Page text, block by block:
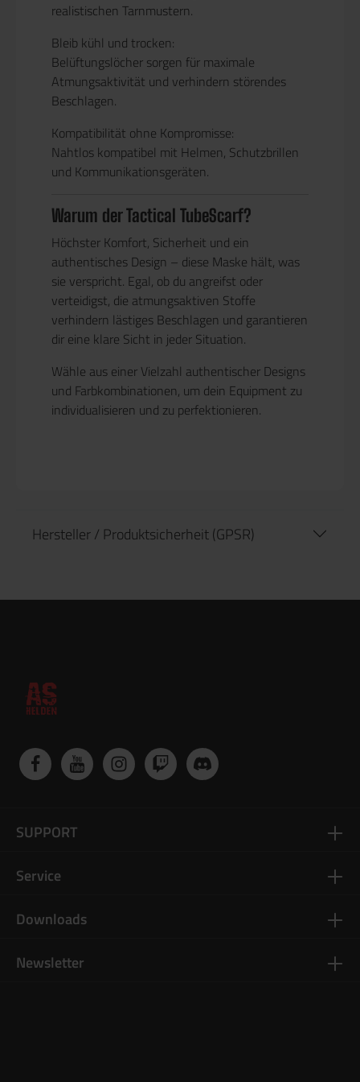
realistischen Tarnmustern.
Bleib kühl und trocken:
Belüftungslöcher sorgen für maximale
Atmungsaktivität und verhindern störendes
Beschlagen.
Kompatibilität ohne Kompromisse:
Nahtlos kompatibel mit Helmen, Schutzbrillen
und Kommunikationsgeräten.
Warum der Tactical TubeScarf?
Höchster Komfort, Sicherheit und ein
authentisches Design – diese Maske hält, was
sie verspricht. Egal, ob du angreifst oder
verteidigst, die atmungsaktiven Stoffe
verhindern lästiges Beschlagen und garantieren
dir eine klare Sicht in jeder Situation.
Wähle aus einer Vielzahl authentischer Designs
und Farbkombinationen, um dein Equipment zu
individualisieren und zu perfektionieren.
Hersteller / Produktsicherheit (GPSR)
Newsletter
SUPPORT
Service
Downloads